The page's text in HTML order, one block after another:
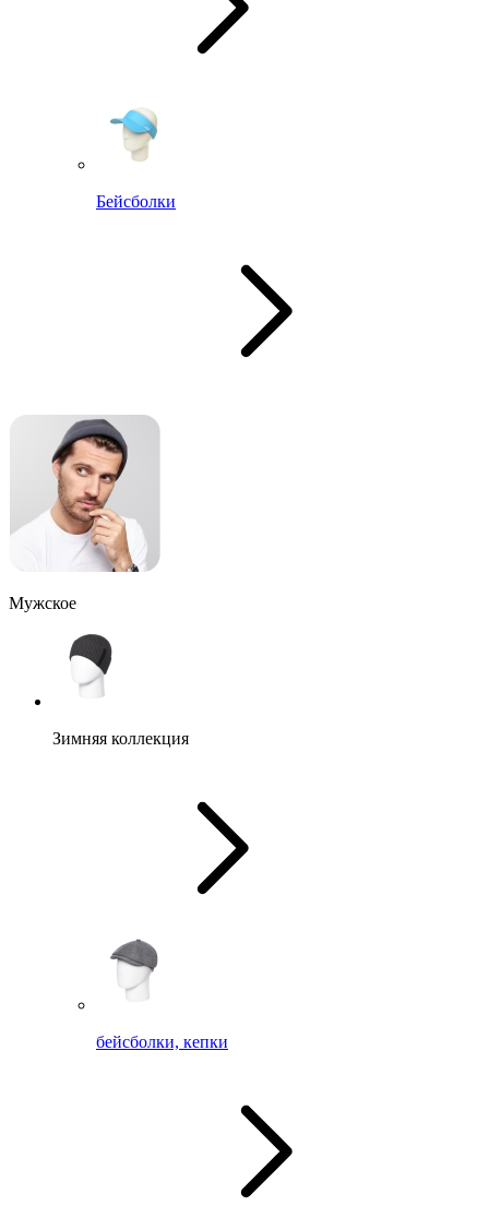
Бейсболки
Мужское
Зимняя коллекция
бейсболки, кепки